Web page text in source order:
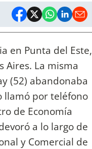
en Punta del Este,
Aires. La misma
(52) abandonaba
llamó por teléfono
de Economía
a lo largo de
y Comercial de